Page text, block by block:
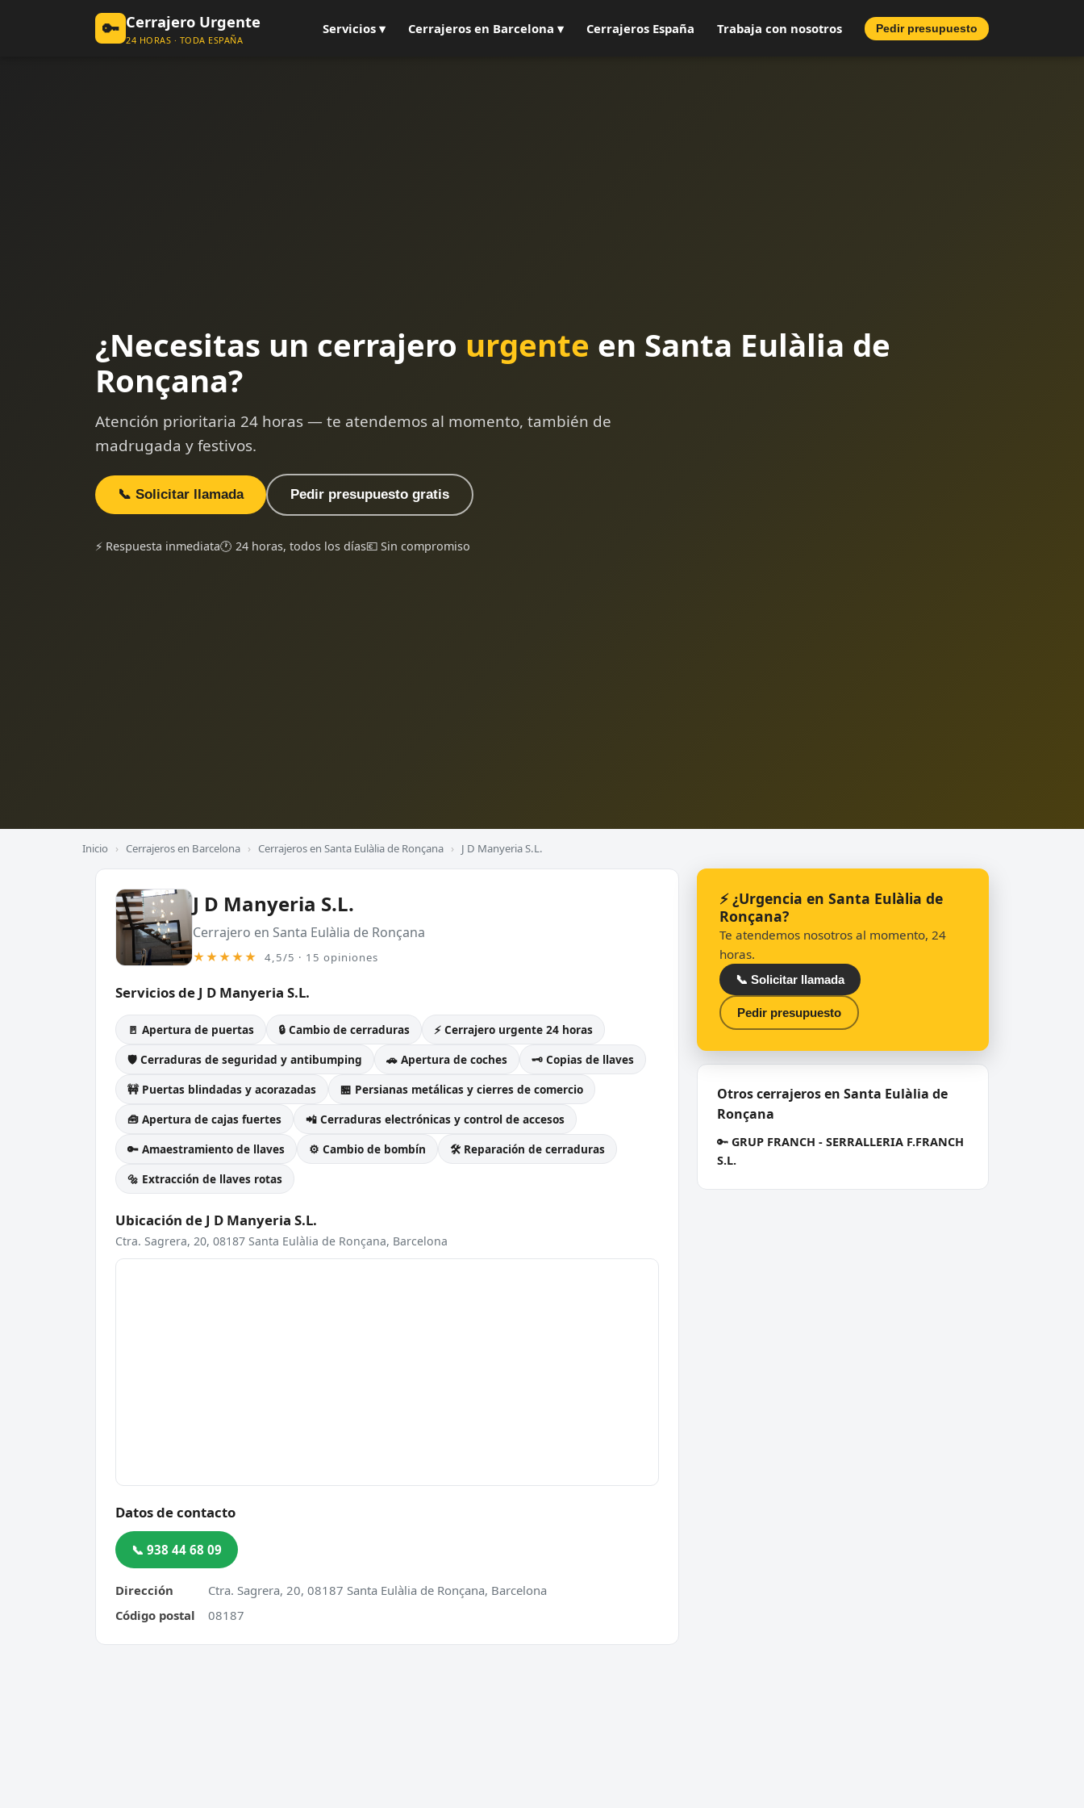
🔑 Cerrajero Urgente
24 HORAS · TODA ESPAÑA
Servicios ▾ Cerrajeros en Barcelona ▾ Cerrajeros España Trabaja con nosotros Pedir presupuesto
¿Necesitas un cerrajero urgente en Santa Eulàlia de
Ronçana?
Atención prioritaria 24 horas — te atendemos al momento, también de
madrugada y festivos.
📞 Solicitar llamada Pedir presupuesto gratis
⚡ Respuesta inmediata🕐 24 horas, todos los días💶 Sin compromiso
Inicio › Cerrajeros en Barcelona › Cerrajeros en Santa Eulàlia de Ronçana › J D Manyeria S.L.
J D Manyeria S.L.
Cerrajero en Santa Eulàlia de Ronçana
★★★★★ 4,5/5 · 15 opiniones
Servicios de J D Manyeria S.L.
🚪 Apertura de puertas 🔒 Cambio de cerraduras
⚡ Cerrajero urgente 24 horas
🛡️ Cerraduras de seguridad y antibumping
🚗 Apertura de coches
🗝️ Copias de llaves
🚧 Puertas blindadas y acorazadas
🏪 Persianas metálicas y cierres de comercio
🧰 Apertura de cajas fuertes
📲 Cerraduras electrónicas y control de accesos
🔑 Amaestramiento de llaves
⚙️ Cambio de bombín
🛠️ Reparación de cerraduras
🔩 Extracción de llaves rotas
Ubicación de J D Manyeria S.L.
Ctra. Sagrera, 20, 08187 Santa Eulàlia de Ronçana, Barcelona
Datos de contacto
📞 938 44 68 09
Dirección
Ctra. Sagrera, 20, 08187 Santa Eulàlia de Ronçana, Barcelona
Código postal
08187
⚡ ¿Urgencia en Santa Eulàlia de
Ronçana?
Te atendemos nosotros al momento, 24
horas.
📞 Solicitar llamada
Pedir presupuesto
Otros cerrajeros en Santa Eulàlia de
Ronçana
🔑 GRUP FRANCH - SERRALLERIA F.FRANCH
S.L.